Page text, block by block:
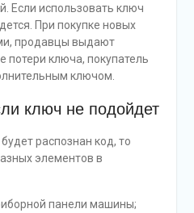
Если использовать ключ
При покупке новых
продавцы выдают
потери ключа, покупатель
ключом.
ключ не подойдет
распознан код, то
элементов в
панели машины;